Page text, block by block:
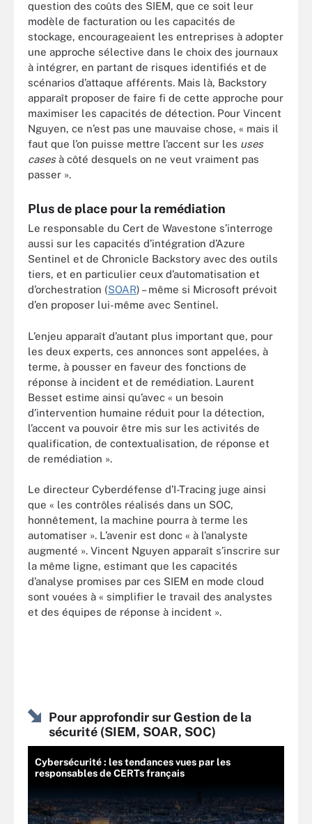
question des coûts des SIEM, que ce soit leur
modèle de facturation ou les capacités de
stockage, encourageaient les entreprises à adopter
une approche sélective dans le choix des journaux
à intégrer, en partant de risques identifiés et de
scénarios d’attaque afférents. Mais là, Backstory
apparaît proposer de faire fi de cette approche pour
maximiser les capacités de détection. Pour Vincent
Nguyen, ce n’est pas une mauvaise chose, « mais il
faut que l’on puisse mettre l’accent sur les uses
casesà côté desquels on ne veut vraiment pas
passer ».
Plus de place pour la remédiation
Le responsable du Cert de Wavestone s’interroge
aussi sur les capacités d’intégration d’Azure
Sentinel et de Chronicle Backstory avec des outils
tiers, et en particulier ceux d’automatisation et
d’orchestration (SOAR) – même si Microsoft prévoit
d’en proposer lui-même avec Sentinel.
L’enjeu apparaît d’autant plus important que, pour
les deux experts, ces annonces sont appelées, à
terme, à pousser en faveur des fonctions de
réponse à incident et de remédiation. Laurent
Besset estime ainsi qu’avec « un besoin
d’intervention humaine réduit pour la détection,
l’accent va pouvoir être mis sur les activités de
qualification, de contextualisation, de réponse et
de remédiation ».
Le directeur Cyberdéfense d’I-Tracing juge ainsi
que « les contrôles réalisés dans un SOC,
honnêtement, la machine pourra à terme les
automatiser ». L’avenir est donc « à l’analyste
augmenté ». Vincent Nguyen apparaît s’inscrire sur
la même ligne, estimant que les capacités
d’analyse promises par ces SIEM en mode cloud
sont vouées à « simplifier le travail des analystes
et des équipes de réponse à incident ».
Pour approfondir sur Gestion de la
sécurité (SIEM, SOAR, SOC)
Cybersécurité : les tendances vues par les
responsables de CERTs français